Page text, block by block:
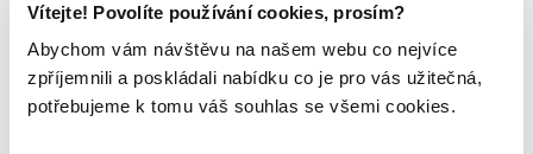
Vítejte! Povolíte používání cookies, prosím?
Abychom vám návštěvu na našem webu co nejvíce
zpříjemnili a poskládali nabídku co je pro vás užitečná,
potřebujeme k tomu váš souhlas se všemi cookies.